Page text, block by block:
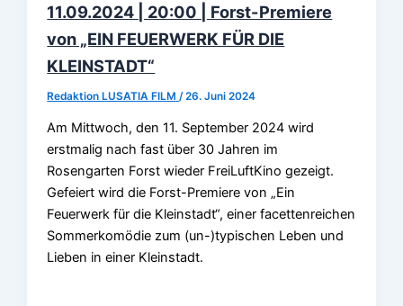
11.09.2024 | 20:00 | Forst-Premiere
von „EIN FEUERWERK FÜR DIE
KLEINSTADT“
Redaktion LUSATIA FILM /26. Juni 2024
Am Mittwoch, den 11. September 2024 wird
erstmalig nach fast über 30 Jahren im
Rosengarten Forst wieder FreiLuftKino gezeigt.
Gefeiert wird die Forst-Premiere von „Ein
Feuerwerk für die Kleinstadt“, einer facettenreichen
Sommerkomödie zum (un-)typischen Leben und
Lieben in einer Kleinstadt.